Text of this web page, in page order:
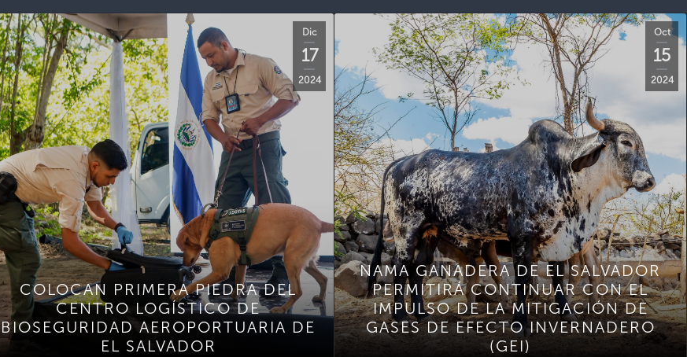
Dic
17
2024
COLOCAN PRIMERA PIEDRA DEL
CENTRO LOGÍSTICO DE
BIOSEGURIDAD AEROPORTUARIA DE
EL SALVADOR
Oct
15
2024
NAMA GANADERA DE EL SALVADOR
PERMITIRÁ CONTINUAR CON EL
IMPULSO DE LA MITIGACIÓN DE
GASES DE EFECTO INVERNADERO
(GEI)